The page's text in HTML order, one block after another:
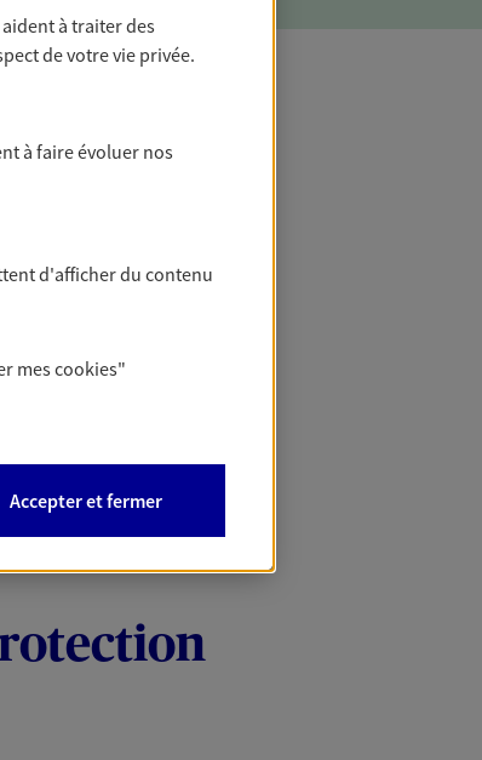
aident à traiter des
de votre vie privée.
à faire évoluer nos
d'afficher du contenu
mescookies"
Accepter et fermer